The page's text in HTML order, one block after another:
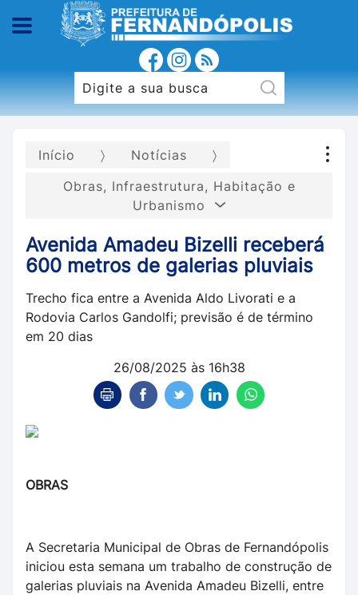
Início
Notícias
Obras, Infraestrutura, Habitação e
Urbanismo
Avenida Amadeu Bizelli receberá
600 metros de galerias pluviais
Trecho fica entre a Avenida Aldo Livorati e a
Rodovia Carlos Gandolfi; previsão é de término
em 20 dias
26/08/2025 às 16h38
OBRAS
A Secretaria Municipal de Obras de Fernandópolis
iniciou esta semana um trabalho de construção de
galerias pluviais na Avenida Amadeu Bizelli, entre